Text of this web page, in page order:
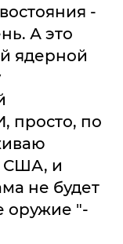
-
А это
ядерной
просто, по
США, и
не будет
оружие "-